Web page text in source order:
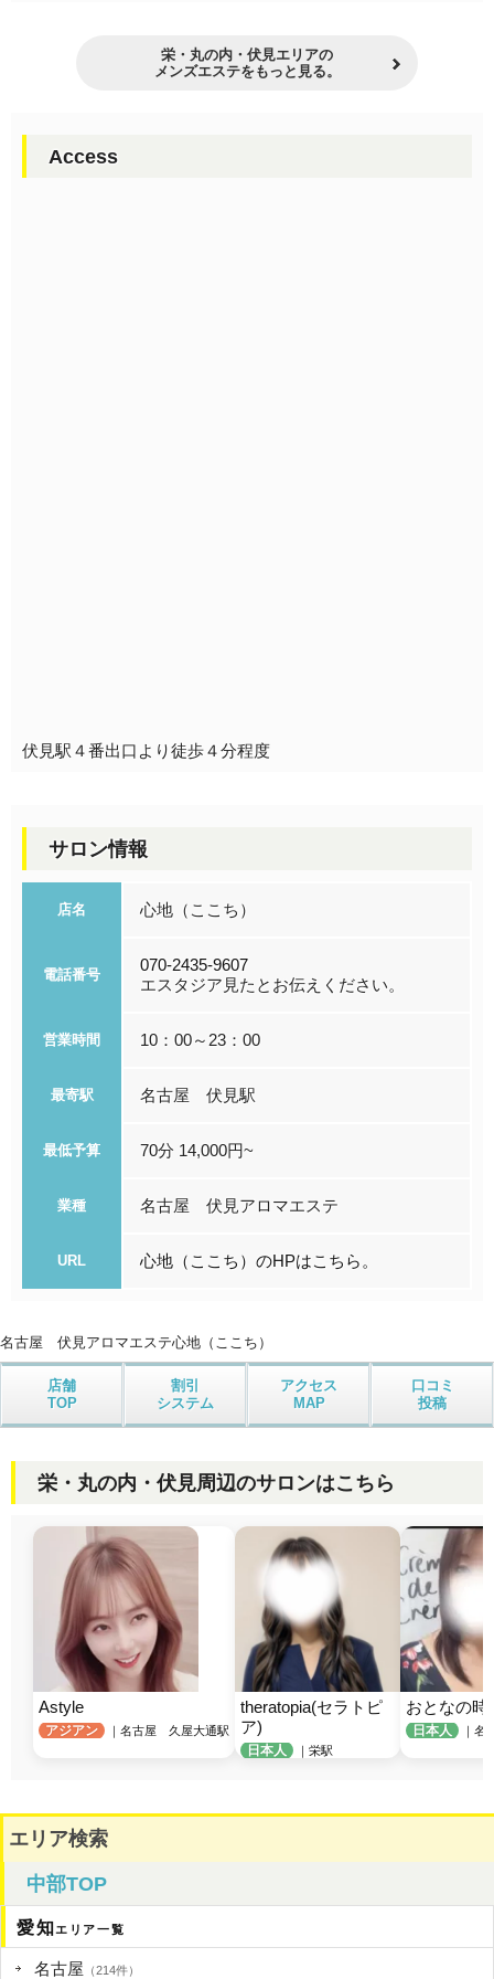
栄・丸の内・伏見エリアの
メンズエステをもっと見る。
Access
伏見駅４番出口より徒歩４分程度
サロン情報
店名 心地（ここち）
電話番号
070-2435-9607
エスタジア見たとお伝えください。
営業時間 10：00～23：00
最寄駅 名古屋 伏見駅
最低予算 70分 14,000円~
業種 名古屋 伏見アロマエステ
URL 心地（ここち）のHPはこちら。
名古屋 伏見アロマエステ心地（ここち）
店舗
TOP
割引
システム
アクセス
MAP
口コミ
投稿
栄・丸の内・伏見周辺のサロンはこちら
Astyle
アジアン ｜名古屋 久屋大通駅
theratopia(セラトピ
ア)
日本人 ｜栄駅
おとなの時
日本人 ｜名
エリア検索
中部TOP
愛知エリア一覧
名古屋 （214件）